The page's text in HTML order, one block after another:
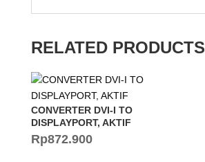
RELATED PRODUCTS
CONVERTER DVI-I TO
DISPLAYPORT, AKTIF
Rp872.900